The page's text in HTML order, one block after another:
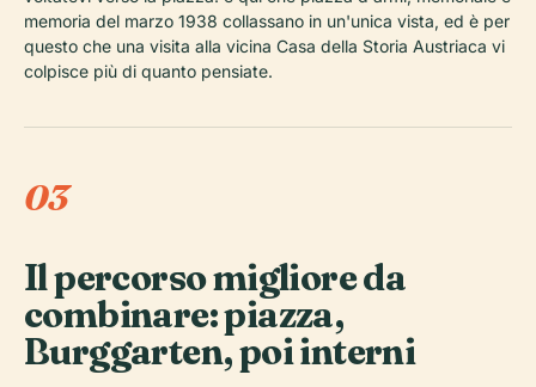
memoria del marzo 1938 collassano in un'unica vista, ed è per
questo che una visita alla vicina Casa della Storia Austriaca vi
colpisce più di quanto pensiate.
03
Il percorso migliore da
combinare: piazza,
Burggarten, poi interni